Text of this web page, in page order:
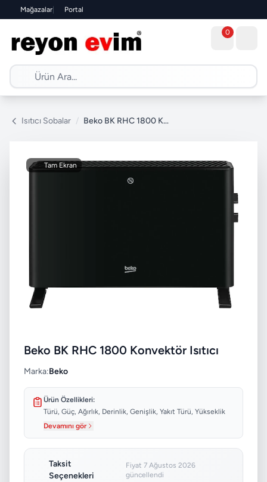
Mağazalar| Portal
0
Isıtıcı Sobalar / Beko BK RHC 1800 Konvektör Isıtıcı
Tam Ekran
Beko BK RHC 1800 Konvektör Isıtıcı
Marka:Beko
Ürün Özellikleri:
Türü, Güç, Ağırlık, Derinlik, Genişlik, Yakıt Türü, Yükseklik
Devamını gör
Taksit
Seçenekleri
Fiyat 7 Ağustos 2026
güncellendi